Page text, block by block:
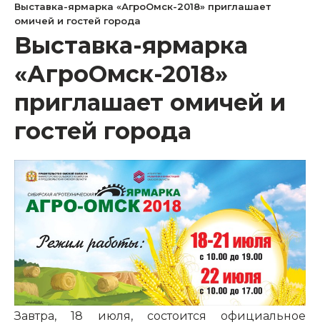
Выставка-ярмарка «АгроОмск-2018» приглашает
омичей и гостей города
Выставка-ярмарка
«АгроОмск-2018»
приглашает омичей и
гостей города
Завтра, 18 июля, состоится официальное